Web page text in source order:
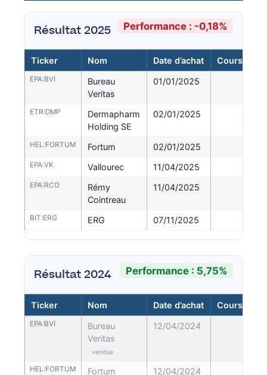
Résultat 2025 Performance : -0,18%
Ticker Nom Date d’achat Cours
EPA:BVI
Bureau
Veritas
01/01/2025
ETR:DMP
Dermapharm
Holding SE
02/01/2025
HEL:FORTUM Fortum 02/01/2025
EPA:VK Vallourec 11/04/2025
EPA:RCO
Rémy
Cointreau
11/04/2025
BIT:ERG ERG 07/11/2025
Résultat 2024 Performance : 5,75%
Ticker Nom Date d’achat Cours
EPA:BVI
Bureau
Veritas
vendue
12/04/2024
HEL:FORTUM Fortum 12/04/2024